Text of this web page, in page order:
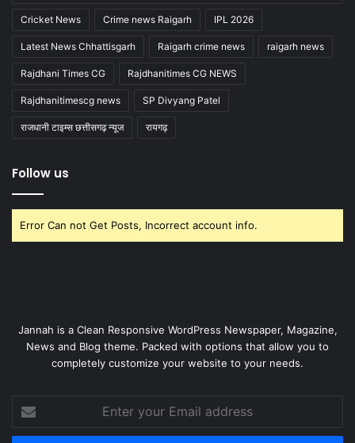
Cricket News Crime news Raigarh IPL 2026
Latest News Chhattisgarh Raigarh crime news raigarh news
Rajdhani Times CG Rajdhanitimes CG NEWS
Rajdhanitimescg news SP Divyang Patel
राजधानी टाइम्स छत्तीसगढ़ न्यूज रायगढ़
Follow us
Error Can not Get Posts, Incorrect account info.
Jannah is a Clean Responsive WordPress Newspaper, Magazine,
News and Blog theme. Packed with options that allow you to
completely customize your website to your needs.
your
Email